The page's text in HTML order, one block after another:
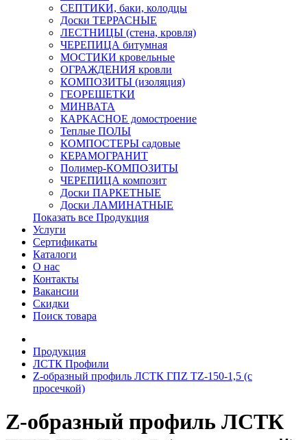
СЕПТИКИ, баки, колодцы
Доски ТЕРРАСНЫЕ
ЛЕСТНИЦЫ (стена, кровля)
ЧЕРЕПИЦА битумная
МОСТИКИ кровельные
ОГРАЖДЕНИЯ кровли
КОМПОЗИТЫ (изоляция)
ГЕОРЕШЕТКИ
МИНВАТА
КАРКАСНОЕ домостроение
Теплые ПОЛЫ
КОМПОСТЕРЫ садовые
КЕРАМОГРАНИТ
Полимер-КОМПОЗИТЫ
ЧЕРЕПИЦА композит
Доски ПАРКЕТНЫЕ
Доски ЛАМИНАТНЫЕ
Показать все Продукция
Услуги
Сертификаты
Каталоги
О нас
Контакты
Вакансии
Скидки
Поиск товара
Продукция
ЛСТК Профили
Z-образный профиль ЛСТК ГПZ TZ-150-1,5 (с
просечкой)
Z-образный профиль ЛСТК